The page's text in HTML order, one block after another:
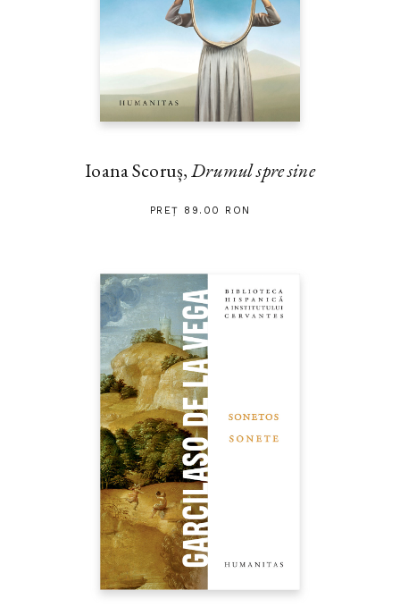
Ioana Scoruș,Drumul spre sine
PREȚ 89.00 RON